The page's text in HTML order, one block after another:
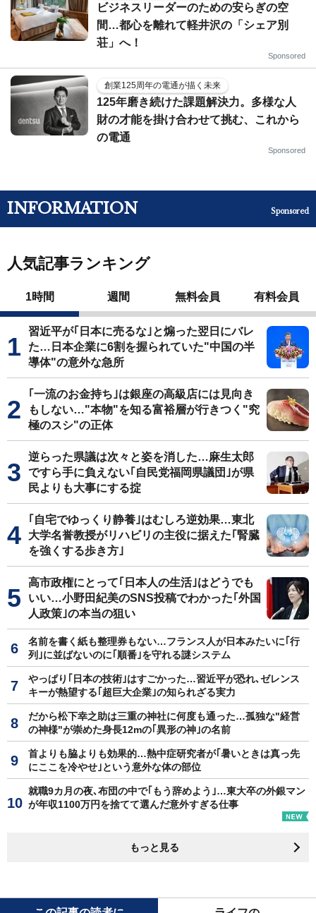
ビジネスリーダーのための安らぎの空
間…都心を離れて軽井沢の「シェア別
荘」へ！
Sponsored
創業125周年の電通が描く未来
125年磨き続けた課題解決力。多様な人
財の才能を掛け合わせて挑む、これから
の電通
Sponsored
INFORMATION Sponsored
人気記事ランキング
1時間 週間 無料会員 有料会員
習近平が｢日本に売るな｣と煽った翌日にバレ
た…日本企業に6割を握られていた"中国の半
導体"の意外な急所
｢一流のお金持ち｣は銀座の高級店には見向き
もしない…"本物"を知る富裕層が行きつく"究
極のスシ"の正体
逆らった県議は次々と姿を消した…麻生太郎
ですら手に負えない｢自民党福岡県議団｣が県
民よりも大事にする掟
｢自宅でゆっくり静養｣はむしろ逆効果…東北
大学名誉教授がリハビリの主役に据えた｢腎臓
を強くする歩き方｣
高市政権にとって｢日本人の生活｣はどうでも
いい…小野田紀美のSNS投稿でわかった｢外国
人政策｣の本当の狙い
名前を書く紙も整理券もない…フランス人が日本みたいに｢行
列｣に並ばないのに｢順番｣を守れる謎システム
やっぱり｢日本の技術｣はすごかった…習近平が恐れ､ゼレンス
キーが熱望する｢超巨大企業｣の知られざる実力
だから松下幸之助は三重の神社に何度も通った…孤独な"経営
の神様"が崇めた身長12mの｢異形の神｣の名前
首よりも脇よりも効果的…熱中症研究者が｢暑いときは真っ先
にここを冷やせ｣という意外な体の部位
就職9カ月の夜､布団の中で｢もう辞めよう｣…東大卒の外銀マン
が年収1100万円を捨てて選んだ意外すぎる仕事
もっと見る